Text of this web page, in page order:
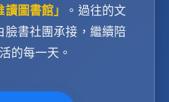
讀圖書館」
。過往的文
書社團承接，繼續陪
的每一天。